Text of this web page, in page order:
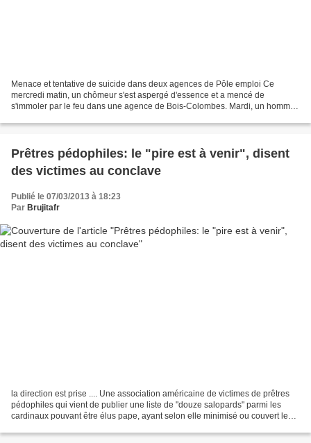
Menace et tentative de suicide dans deux agences de Pôle emploi Ce
mercredi matin, un chômeur s'est aspergé d'essence et a mencé de
s'immoler par le feu dans une agence de Bois-Colombes. Mardi, un homme
Prêtres pédophiles: le "pire est à venir", disent
des victimes au conclave
Publié le 07/03/2013 à 18:23
Par Brujitafr
la direction est prise .... Une association américaine de victimes de prêtres
pédophiles qui vient de publier une liste de "douze salopards" parmi les
cardinaux pouvant être élus pape, ayant selon elle minimisé ou couvert le